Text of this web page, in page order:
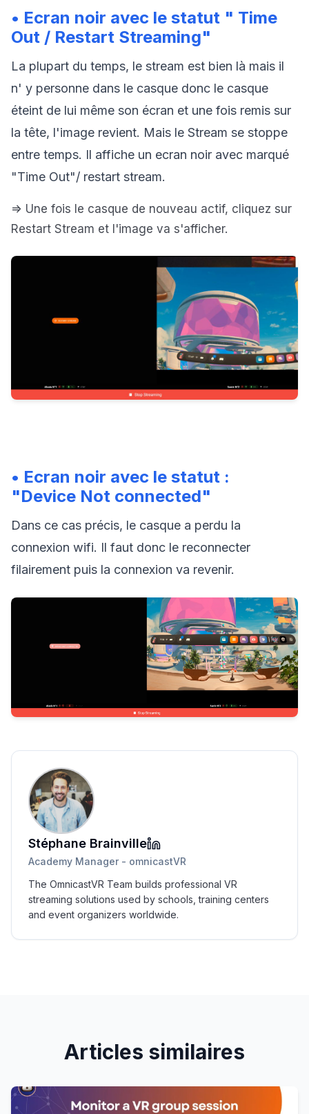
• Ecran noir avec le statut " Time
Out / Restart Streaming"
La plupart du temps, le stream est bien là mais il
n' y personne dans le casque donc le casque
éteint de lui même son écran et une fois remis sur
la tête, l'image revient. Mais le Stream se stoppe
entre temps. Il affiche un ecran noir avec marqué
"Time Out"/ restart stream.
=> Une fois le casque de nouveau actif, cliquez sur
Restart Stream et l'image va s'afficher.
• Ecran noir avec le statut :
"Device Not connected"
Dans ce cas précis, le casque a perdu la
connexion wifi. Il faut donc le reconnecter
filairement puis la connexion va revenir.
Stéphane Brainville
Academy Manager - omnicastVR
The OmnicastVR Team builds professional VR
streaming solutions used by schools, training centers
and event organizers worldwide.
Articles similaires